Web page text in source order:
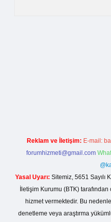
Reklam ve İletişim: E-mail:
forumhizmeti@gmail.com
Yasal Uyarı: Sitemiz, 5651 Sayılı
İletişim Kurumu (BTK)
hizmet vermektedir. Bu
denetleme veya araştırma